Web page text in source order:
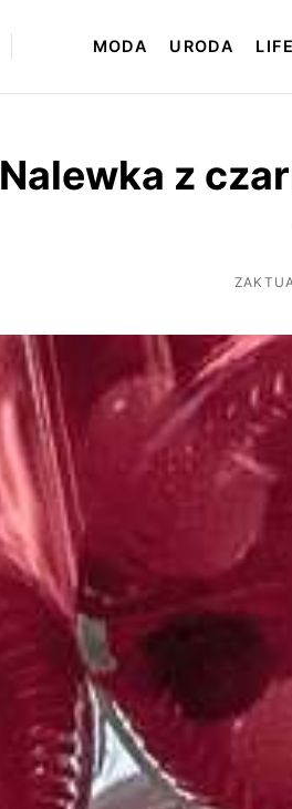
MODA URODA
Nalewka z